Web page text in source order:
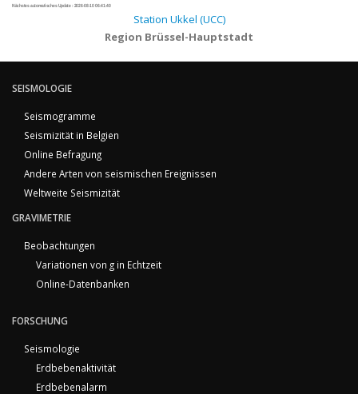
Nächstes automatisches Update : 2026-08-10 06:41:40
Station Ukkel (UCC)
Region Brüssel-Hauptstadt
SEISMOLOGIE
Seismogramme
Seismizität in Belgien
Online Befragung
Andere Arten von seismischen Ereignissen
Weltweite Seismizität
GRAVIMETRIE
Beobachtungen
Variationen von g in Echtzeit
Online-Datenbanken
FORSCHUNG
Seismologie
Erdbebenaktivität
Erdbebenalarm